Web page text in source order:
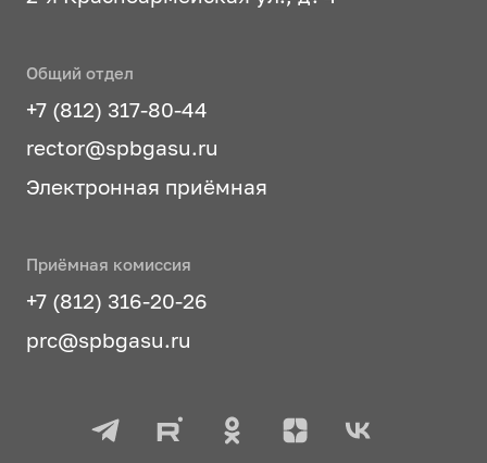
Общий отдел
+7 (812) 317-80-44
rector@spbgasu.ru
Электронная приёмная
Приёмная комиссия
+7 (812) 316-20-26
prc@spbgasu.ru